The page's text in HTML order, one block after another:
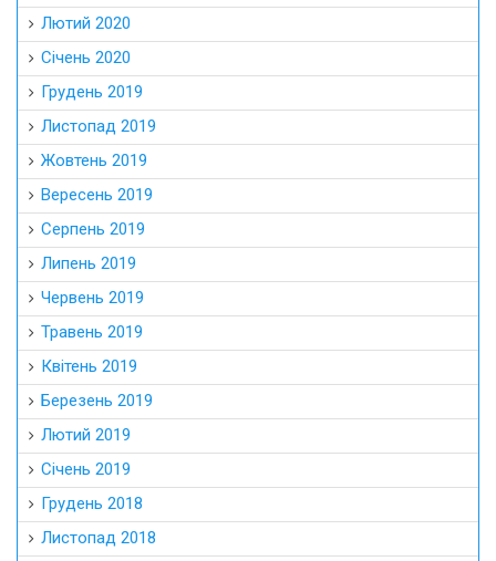
Лютий 2020
Січень 2020
Грудень 2019
Листопад 2019
Жовтень 2019
Вересень 2019
Серпень 2019
Липень 2019
Червень 2019
Травень 2019
Квітень 2019
Березень 2019
Лютий 2019
Січень 2019
Грудень 2018
Листопад 2018